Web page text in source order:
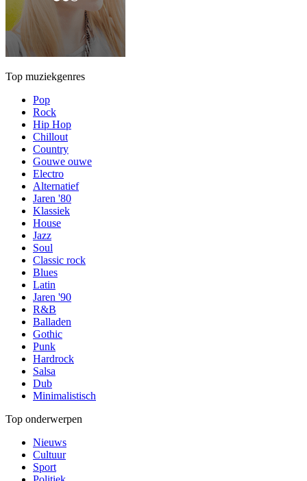
Top muziekgenres
Pop
Rock
Hip Hop
Chillout
Country
Gouwe ouwe
Electro
Alternatief
Jaren '80
Klassiek
House
Jazz
Soul
Classic rock
Blues
Latin
Jaren '90
R&B
Balladen
Gothic
Punk
Hardrock
Salsa
Dub
Minimalistisch
Top onderwerpen
Nieuws
Cultuur
Sport